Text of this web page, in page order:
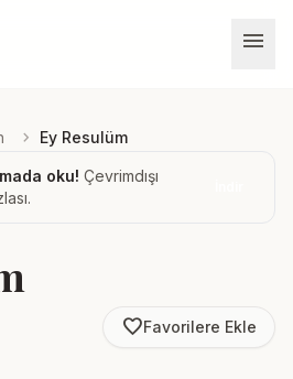
menu
chevron_right Ey Resulüm
oku! Çevrimdışı
favorite_borderFavorilere Ekle